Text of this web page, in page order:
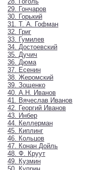
29. Гончаров
30. Горький
31. Т. А. Гофман
32. Григ
33. Гумилев
34. Достоевский
35. Дучич
36. Дюма
37. Есенин
38. Жеромский
39. Зощенко
40. А.Н. Иванов
41. Вячеслав Иванов
42. Георгий Иванов
43. Инбер
44. Келлерман
45. Киплинг
46. Кольцов
47. Конан Дойль
48. Ф. Круут
49. Кузмин